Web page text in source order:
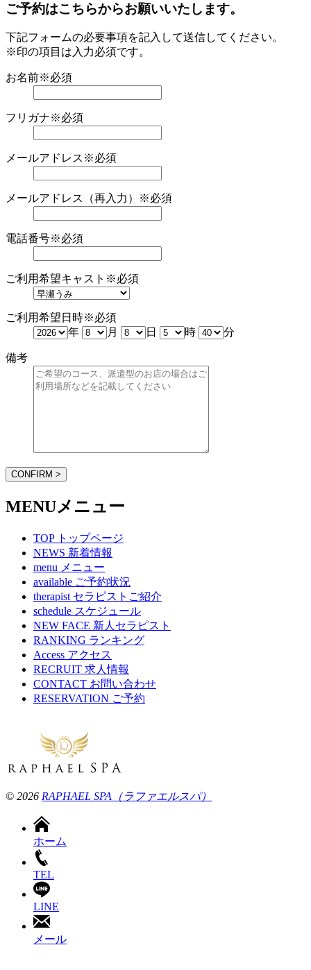
ご予約はこちらからお願いいたします。
下記フォームの必要事項を記入して送信してください。
※印の項目は入力必須です。
お名前※必須
フリガナ※必須
メールアドレス ※必須
メールアドレス（再入力） ※必須
電話番号※必須
ご利用希望キャスト ※必須
ご利用希望日時※必須
年
月 日 時 分
備考
CONFIRM >
MENUメニュー
TOP トップページ
NEWS 新着情報
menu メニュー
available ご予約状況
therapist セラピストご紹介
schedule スケジュール
NEW FACE 新人セラピスト
RANKING ランキング
Access アクセス
RECRUIT 求人情報
CONTACT お問い合わせ
RESERVATION ご予約
© 2026 RAPHAEL SPA（ラファエルスパ）
ホーム
TEL
LINE
メール